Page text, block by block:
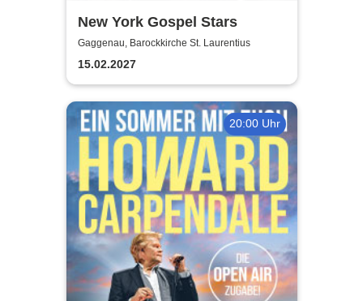
New York Gospel Stars
Gaggenau, Barockkirche St. Laurentius
15.02.2027
20:00 Uhr